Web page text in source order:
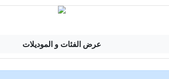
عرض الفئات و الموديلات